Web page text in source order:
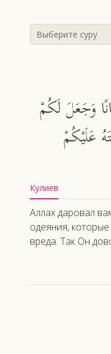
Выберите суру
وَجَعَلَ لَكُمْ
عَلَيْكُمْ
Кулиев
Аллах даровал
одеяния,
вреда. Так Он